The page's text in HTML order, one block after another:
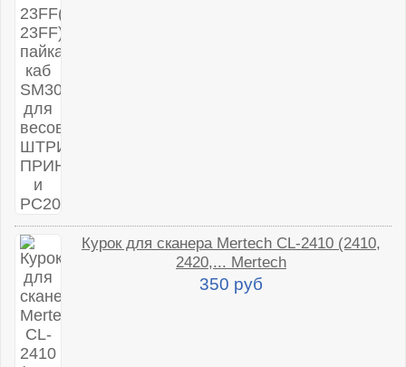
Курок для сканера Mertech CL-2410 (2410,
2420,... Mertech
350 руб